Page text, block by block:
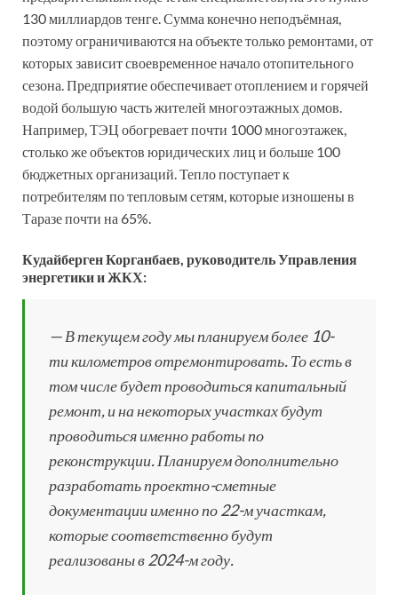
130 миллиардов тенге. Сумма конечно неподъёмная,
поэтому ограничиваются на объекте только ремонтами, от
которых зависит своевременное начало отопительного
сезона. Предприятие обеспечивает отоплением и горячей
водой большую часть жителей многоэтажных домов.
Например, ТЭЦ обогревает почти 1000 многоэтажек,
столько же объектов юридических лиц и больше 100
бюджетных организаций. Тепло поступает к
потребителям по тепловым сетям, которые изношены в
Таразе почти на 65%.
Кудайберген Корганбаев, руководитель Управления
энергетики и ЖКХ:
— В текущем году мы планируем более 10-
ти километров отремонтировать. То есть в
том числе будет проводиться капитальный
ремонт, и на некоторых участках будут
проводиться именно работы по
реконструкции. Планируем дополнительно
разработать проектно-сметные
документации именно по 22-м участкам,
которые соответственно будут
реализованы в 2024-м году.